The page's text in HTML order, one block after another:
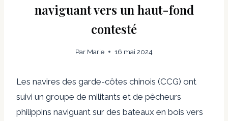
naviguant vers un haut-fond
contesté
Par Marie 16 mai 2024
Les navires des garde-côtes chinois (CCG) ont
suivi un groupe de militants et de pêcheurs
philippins naviguant sur des bateaux en bois vers